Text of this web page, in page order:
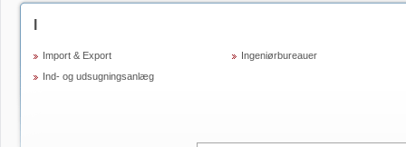
Import & Export
Ind- og udsugningsanlæg
Ingeniørbureauer